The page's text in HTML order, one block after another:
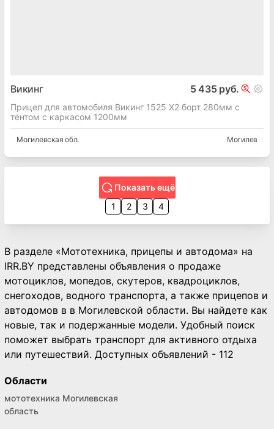
Викинг 5 435 руб.
Прицеп для автомобиля Викинг 1525 X2 борт 280мм с
тентом с каркасом 1200мм
Могилевская обл. Могилев
Показать ещё
1
2 3 4
В разделе «Мототехника, прицепы и автодома» на
IRR.BY представлены объявления о продаже
мотоциклов, мопедов, скутеров, квадроциклов,
снегоходов, водного транспорта, а также прицепов и
автодомов в в Могилевской области. Вы найдете как
новые, так и подержанные модели. Удобный поиск
поможет выбрать транспорт для активного отдыха
или путешествий. Доступных объявлений - 112
Области
мототехника Могилевская
область